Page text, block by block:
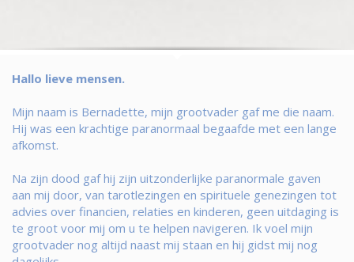
Hallo lieve mensen.
Mijn naam is Bernadette, mijn grootvader gaf me die naam.
Hij was een krachtige paranormaal begaafde met een lange
afkomst.
Na zijn dood gaf hij zijn uitzonderlijke paranormale gaven
aan mij door, van tarotlezingen en spirituele genezingen tot
advies over financien, relaties en kinderen, geen uitdaging is
te groot voor mij om u te helpen navigeren. Ik voel mijn
grootvader nog altijd naast mij staan en hij gidst mij nog